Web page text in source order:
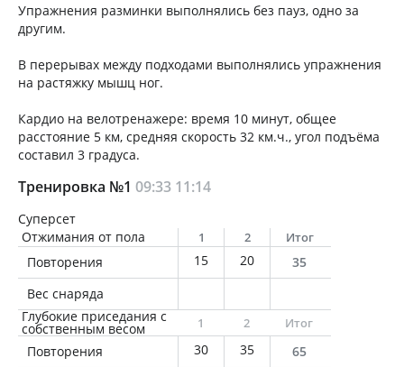
Упражнения разминки выполнялись без пауз, одно за
другим.
В перерывах между подходами выполнялись упражнения
на растяжку мышц ног.
Кардио на велотренажере: время 10 минут, общее
расстояние 5 км, средняя скорость 32 км.ч., угол подъёма
составил 3 градуса.
Тренировка №1 09:33 11:14
Суперсет
Отжимания от пола
1 2 Итог
Повторения 15 20
35
Вес снаряда
Глубокие приседания с
собственным весом 1 2 Итог
Повторения 30 35
65